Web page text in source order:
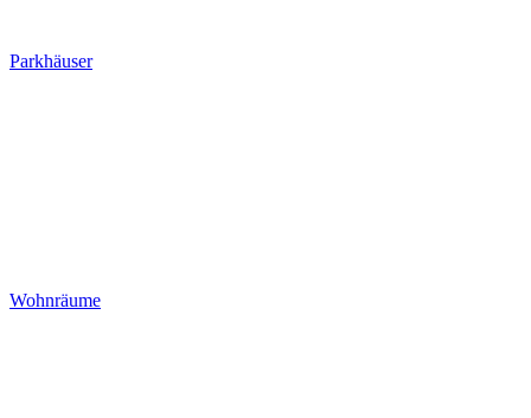
Parkhäuser
Wohnräume